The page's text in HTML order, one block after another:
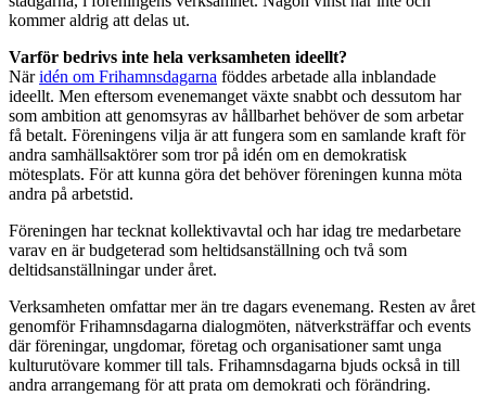
kommer aldrig att delas ut.
Varför bedrivs inte hela verksamheten ideellt?
Näridén om Frihamnsdagarna föddes arbetade alla inblandade
ideellt. Men eftersom evenemanget växte snabbt och dessutom har
som ambition att genomsyras av hållbarhet behöver de som arbetar
få betalt. Föreningens vilja är att fungera som en samlande kraft för
andra samhällsaktörer som tror på idén om en demokratisk
mötesplats. För att kunna göra det behöver föreningen kunna möta
andra på arbetstid.
Föreningen har tecknat kollektivavtal och har idag tre medarbetare
varav en är budgeterad som heltidsanställning och två som
deltidsanställningar under året.
Verksamheten omfattar mer än tre dagars evenemang. Resten av året
genomför Frihamnsdagarna dialogmöten, nätverksträffar och events
där föreningar, ungdomar, företag och organisationer samt unga
kulturutövare kommer till tals. Frihamnsdagarna bjuds också in till
andra arrangemang för att prata om demokrati och förändring.